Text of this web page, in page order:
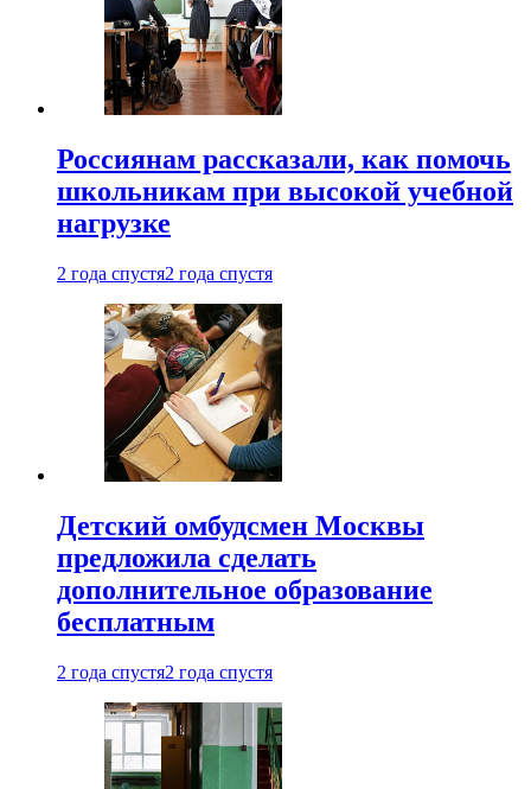
Россиянам рассказали, как помочь
школьникам при высокой учебной
нагрузке
2 года спустя2 года спустя
Детский омбудсмен Москвы
предложила сделать
дополнительное образование
бесплатным
2 года спустя2 года спустя